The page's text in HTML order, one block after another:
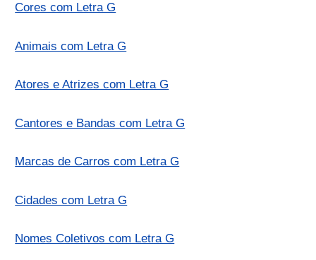
Cores com Letra G
Animais com Letra G
Atores e Atrizes com Letra G
Cantores e Bandas com Letra G
Marcas de Carros com Letra G
Cidades com Letra G
Nomes Coletivos com Letra G